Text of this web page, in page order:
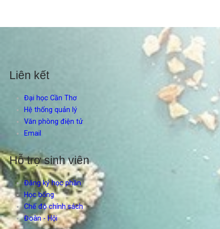
Liên kết
Đại học Cần Thơ
Hệ thống quản lý
Văn phòng điện tử
Email
Hỗ trợ sinh viên
Đăng ký học phần
Học bổng
Chế độ chính sách
Đoàn - Hội